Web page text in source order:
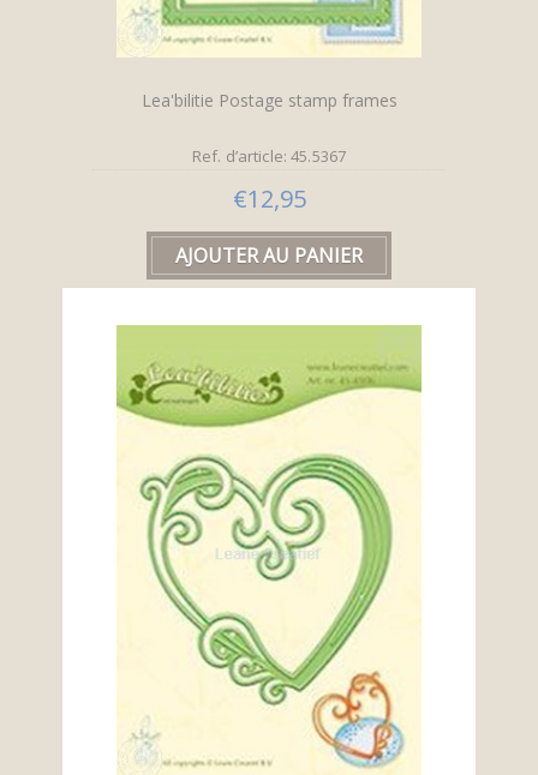
Lea'bilitie Postage stamp frames
Ref. d’article: 45.5367
€12,95